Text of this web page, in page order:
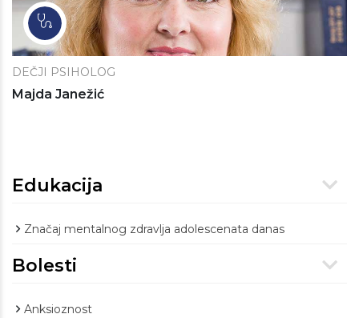
DEČJI PSIHOLOG
Majda Janežić
Edukacija
Značaj mentalnog zdravlja adolescenata danas
Bolesti
Anksioznost